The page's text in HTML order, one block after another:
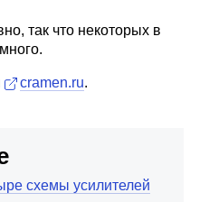
так что некоторых в
cramen.ru.
схемы усилителей